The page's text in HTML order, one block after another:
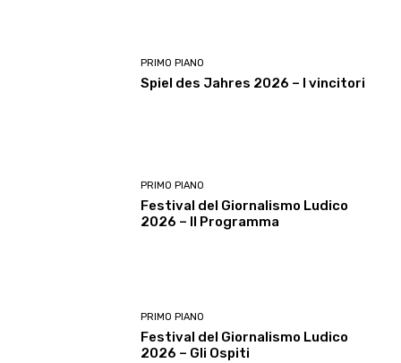
PRIMO PIANO
Spiel des Jahres 2026 – I vincitori
PRIMO PIANO
Festival del Giornalismo Ludico
2026 – Il Programma
PRIMO PIANO
Festival del Giornalismo Ludico
2026 – Gli Ospiti